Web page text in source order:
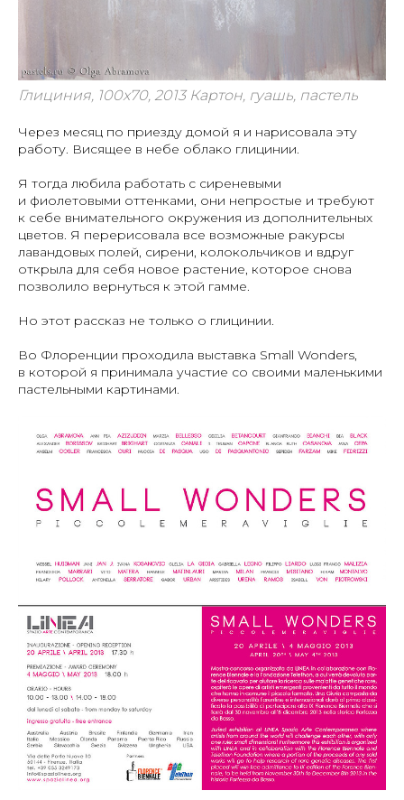
Глициния, 100х70, 2013 Картон, гуашь, пастель
Через месяц по приезду домой я и нарисовала эту
работу. Висящее в небе облако глицинии.
Я тогда любила работать с сиреневыми
и фиолетовыми оттенками, они непростые и требуют
к себе внимательного окружения из дополнительных
цветов. Я перерисовала все возможные ракурсы
лавандовых полей, сирени, колокольчиков и вдруг
открыла для себя новое растение, которое снова
позволило вернуться к этой гамме.
Но этот рассказ не только о глицинии.
Во Флоренции проходила выставка Small Wonders,
в которой я принимала участие со своими маленькими
пастельными картинами.